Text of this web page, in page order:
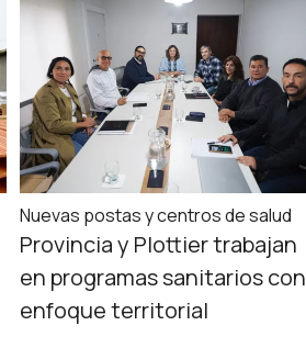
Nuevas postas y centros de salud
Provincia y Plottier trabajan
en programas sanitarios con
enfoque territorial